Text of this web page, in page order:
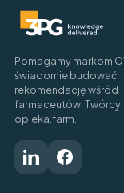
Pomagamy markom
świadomie budować
rekomendację wśród
farmaceutów. Twórcy
opieka.farm.